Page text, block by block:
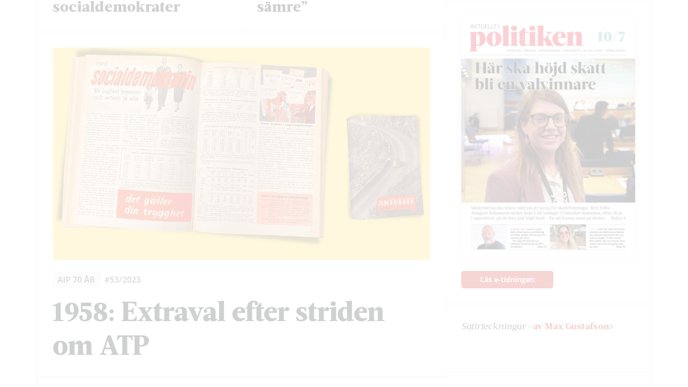
socialdemokrater
sämre”
AIP 70 ÅR #53/2023
1958: Extraval efter striden
om ATP
Läs e-tidningen
Satir­teckningar –av Max Gustafson